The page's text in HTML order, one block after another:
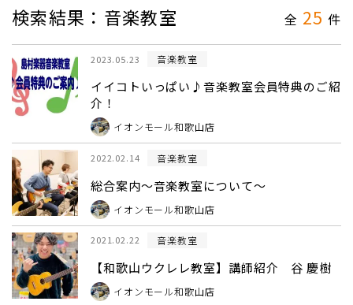
検索結果：音楽教室 全 25 件
2023.05.23 音楽教室
イイコトいっぱい♪音楽教室会員特典のご紹
介！
イオンモール和歌山店
2022.02.14 音楽教室
総合案内～音楽教室について～
イオンモール和歌山店
2021.02.22 音楽教室
【和歌山ウクレレ教室】講師紹介 谷 慶樹
イオンモール和歌山店